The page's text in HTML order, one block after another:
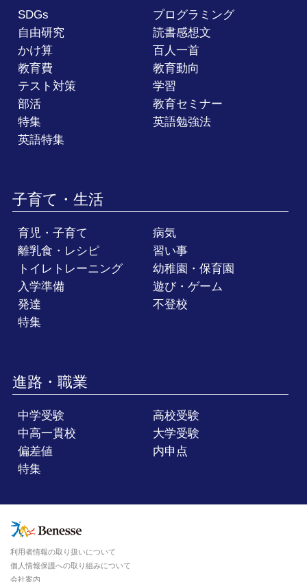
SDGs
プログラミング
自由研究
読書感想文
かけ算
百人一首
教育費
教育動向
テスト対策
学習
部活
教育セミナー
特集
英語勉強法
英語特集
子育て・生活
育児・子育て
病気
離乳食・レシピ
習い事
トイレトレーニング
幼稚園・保育園
入学準備
遊び・ゲーム
発達
不登校
特集
進路・職業
中学受験
高校受験
中高一貫校
大学受験
偏差値
内申点
特集
利用者情報の取り扱いについて
個人情報保護への取り組みについて
会社案内